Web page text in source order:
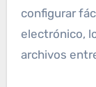
configurar
electrónico,
archivos